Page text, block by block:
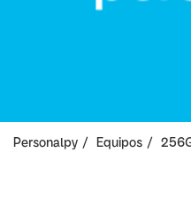
Personalpy Equipos